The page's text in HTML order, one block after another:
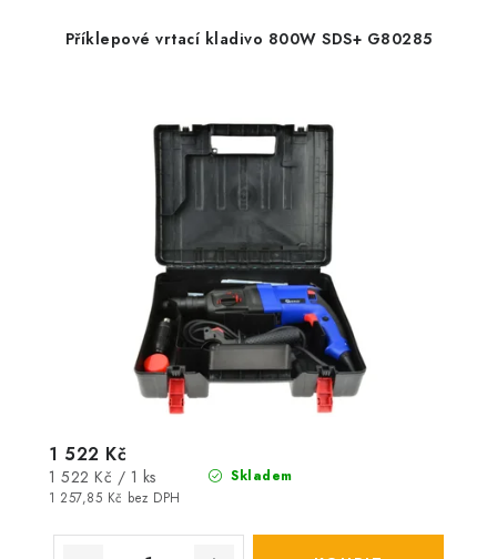
Příklepové vrtací kladivo 800W SDS+ G80285
Skladem
1 257,85 Kč bez DPH
1 522 Kč
Měrná
cena:
1 522 Kč / 1 ks